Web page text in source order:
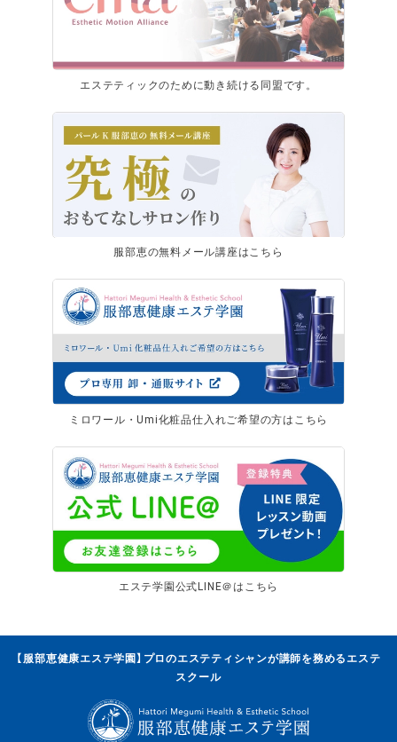
エステティックのために動き続ける同盟です。
服部恵の無料メール講座はこちら
ミロワール・Umi化粧品仕入れご希望の方はこちら
エステ学園公式LINE＠はこちら
【服部恵健康エステ学園】プロのエステティシャンが講師を務めるエステ
スクール